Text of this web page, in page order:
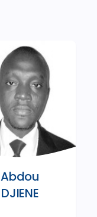
Abdou
DJIENE